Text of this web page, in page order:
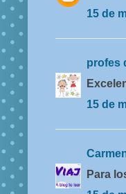
15 de
profes
15 de
Para